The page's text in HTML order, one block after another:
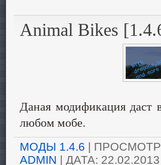
Animal Bikes
Даная модификация даст
любом мобе.
МОДЫ 1.4.6 |
ADMIN | ДАТА: 22.02.2013